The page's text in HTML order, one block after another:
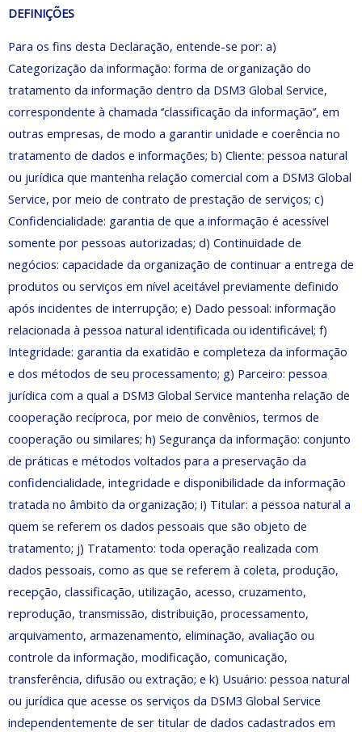
DEFINIÇÕES
Para os fins desta Declaração, entende-se por: a)
Categorização da informação: forma de organização do
tratamento da informação dentro da DSM3 Global Service,
correspondente à chamada ‘’classificação da informação’’, em
outras empresas, de modo a garantir unidade e coerência no
tratamento de dados e informações; b) Cliente: pessoa natural
ou jurídica que mantenha relação comercial com a DSM3 Global
Service, por meio de contrato de prestação de serviços; c)
Confidencialidade: garantia de que a informação é acessível
somente por pessoas autorizadas; d) Continuidade de
negócios: capacidade da organização de continuar a entrega de
produtos ou serviços em nível aceitável previamente definido
após incidentes de interrupção; e) Dado pessoal: informação
relacionada à pessoa natural identificada ou identificável; f)
Integridade: garantia da exatidão e completeza da informação
e dos métodos de seu processamento; g) Parceiro: pessoa
jurídica com a qual a DSM3 Global Service mantenha relação de
cooperação recíproca, por meio de convênios, termos de
cooperação ou similares; h) Segurança da informação: conjunto
de práticas e métodos voltados para a preservação da
confidencialidade, integridade e disponibilidade da informação
tratada no âmbito da organização; i) Titular: a pessoa natural a
quem se referem os dados pessoais que são objeto de
tratamento; j) Tratamento: toda operação realizada com
dados pessoais, como as que se referem à coleta, produção,
recepção, classificação, utilização, acesso, cruzamento,
reprodução, transmissão, distribuição, processamento,
arquivamento, armazenamento, eliminação, avaliação ou
controle da informação, modificação, comunicação,
transferência, difusão ou extração; e k) Usuário: pessoa natural
ou jurídica que acesse os serviços da DSM3 Global Service
independentemente de ser titular de dados cadastrados em